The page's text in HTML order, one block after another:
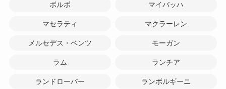
ボルボ マイバッハ
マセラティ マクラーレン
メルセデス・ベンツ モーガン
ラム ランチア
ランドローバー ランボルギーニ